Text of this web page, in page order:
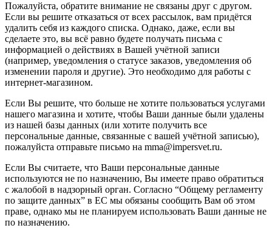
Пожалуйста, обратите внимание не связаны друг с другом.
Если вы решите отказаться от всех рассылок, вам придётся
удалить себя из каждого списка. Однако, даже, если вы
сделаете это, вы всё равно будете получать письма с
информацией о действиях в Вашей учётной записи
(например, уведомления о статусе заказов, уведомления об
изменении пароля и другие). Это необходимо для работы с
интернет-магазином.
Если Вы решите, что больше не хотите пользоваться услугами
нашего магазина и хотите, чтобы Ваши данные были удалены
из нашей базы данных (или хотите получить все
персональные данные, связанные с вашей учётной записью),
пожалуйста отправьте письмо на mma@impersvet.ru.
Если Вы считаете, что Ваши персональные данные
используются не по назначению, Вы имеете право обратиться
с жалобой в надзорный орган. Согласно “Общему регламенту
по защите данных” в ЕС мы обязаны сообщить Вам об этом
праве, однако мы не планируем использовать Ваши данные не
по назначению.